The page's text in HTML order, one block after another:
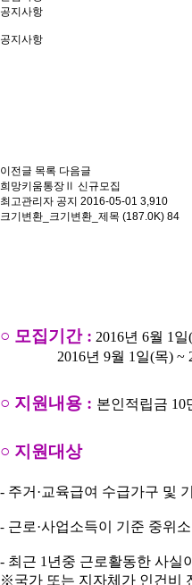
공지사항
공지사항
이전글 목록 다음글
희망키움통장Ⅱ 신규모집
최고관리자 공지 2016-05-01 3,910
크기변환_크기변환_제목 (187.0K) 84
○ 모집기간 : 2016년 6월 1 일
2016년 9월 1 일(목) ~
○ 지원내용 : 본인적립금 10
○ 지원대상
- 주거 ·교육급여 수급가구 및
- 근로·사업소득이 기준 중위
- 최근 1 년중 근로활동한 사실
※국가 또는 지자체가 인건비